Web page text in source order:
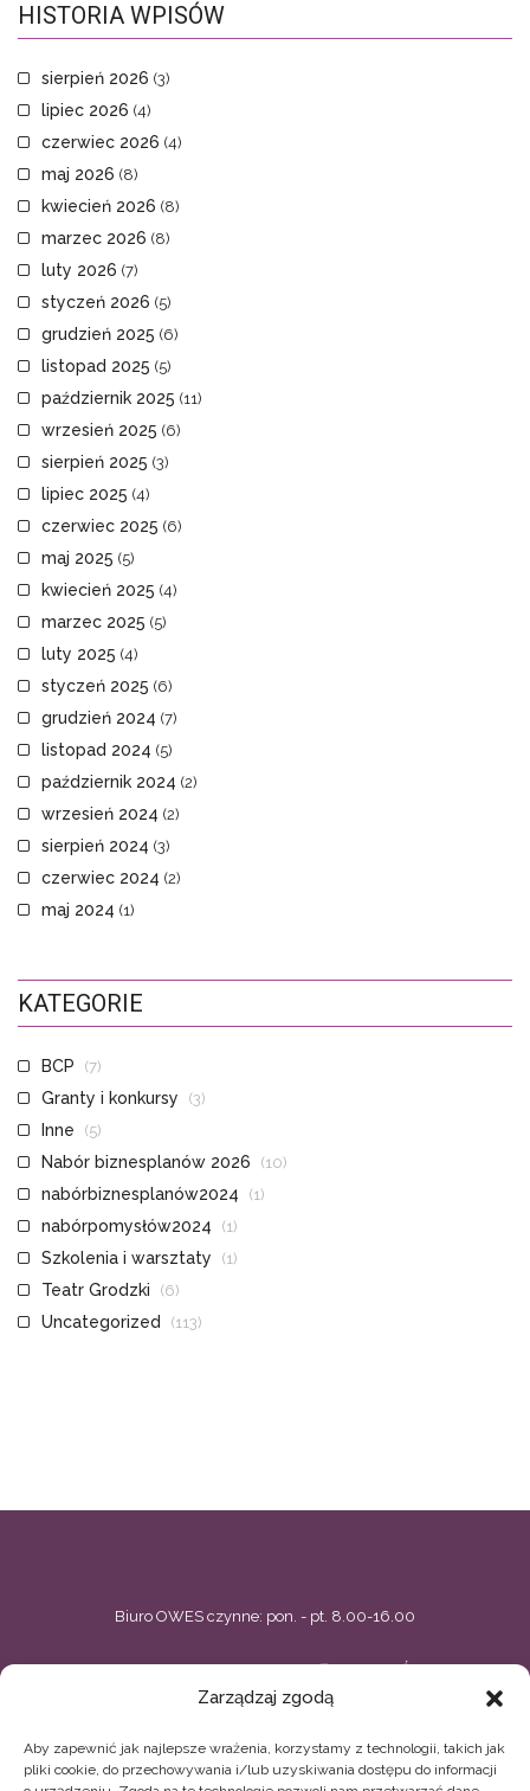
Zarządzaj zgodą
Aby zapewnić jak najlepsze wrażenia, korzystamy z technologii, takich jak
pliki cookie, do przechowywania i/lub uzyskiwania dostępu do informacji
HISTORIA WPISÓW
sierpień 2026 (3)
lipiec 2026 (4)
czerwiec 2026 (4)
maj 2026 (8)
kwiecień 2026 (8)
marzec 2026 (8)
luty 2026 (7)
styczeń 2026 (5)
grudzień 2025 (6)
listopad 2025 (5)
październik 2025 (11)
wrzesień 2025 (6)
sierpień 2025 (3)
lipiec 2025 (4)
czerwiec 2025 (6)
maj 2025 (5)
kwiecień 2025 (4)
marzec 2025 (5)
luty 2025 (4)
styczeń 2025 (6)
grudzień 2024 (7)
listopad 2024 (5)
październik 2024 (2)
wrzesień 2024 (2)
sierpień 2024 (3)
czerwiec 2024 (2)
maj 2024 (1)
KATEGORIE
BCP (7)
Granty i konkursy (3)
Inne (5)
Nabór biznesplanów 2026 (10)
nabórbiznesplanów2024 (1)
nabórpomysłów2024 (1)
Szkolenia i warsztaty (1)
Teatr Grodzki (6)
Uncategorized (113)
Biuro OWES czynne: pon. - pt. 8.00-16.00
BIELSKIE CENTRUM PRZEDSIĘBIORCZOŚCI
ul. Zacisze 5, Bielsko-Biała
33 496 02 44, 33 496 02 11 owes@bcp.org.pl